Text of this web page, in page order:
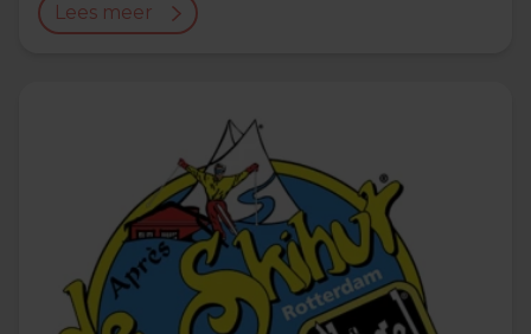
Lees meer